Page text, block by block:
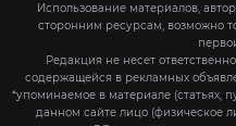
Использование материалов,
сторонним ресурсам, возможно
Редакция не несет
содержащейся в рекламных
*упоминаемое в материале (статьях,
данном сайте лицо (физическое